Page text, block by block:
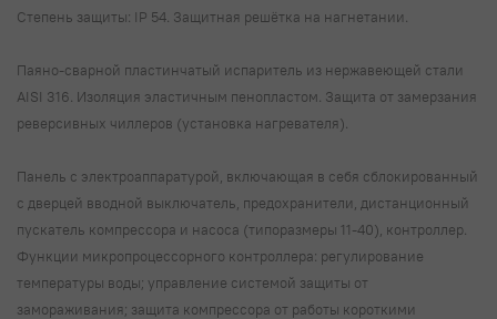
Степень защиты: IP 54. Защитная решётка на нагнетании.
Паяно-сварной пластинчатый испаритель из нержавеющей стали
AISI 316. Изоляция эластичным пенопластом. Защита от замерзания
реверсивных чиллеров (установка нагревателя).
Панель с электроаппаратурой, включающая в себя сблокированный
с дверцей вводной выключатель, предохранители, дистанционный
пускатель компрессора и насоса (типоразмеры 11-40), контроллер.
Функции микропроцессорного контроллера: регулирование
температуры воды; управление системой защиты от
замораживания; защита компрессора от работы короткими